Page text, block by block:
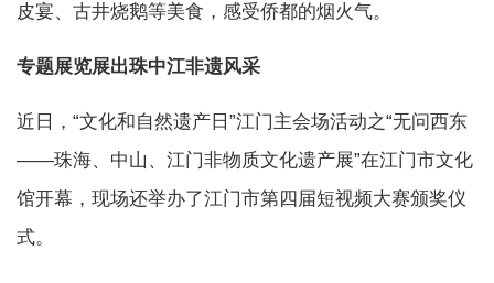
皮宴、古井烧鹅等美食，感受侨都的烟火气。
专题展览展出珠中江非遗风采
近日，“文化和自然遗产日”江门主会场活动之“无问西东
——珠海、中山、江门非物质文化遗产展”在江门市文化
馆开幕，现场还举办了江门市第四届短视频大赛颁奖仪
式。